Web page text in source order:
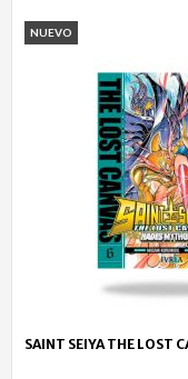
NUEVO
SAINT SEIYA THE LOST